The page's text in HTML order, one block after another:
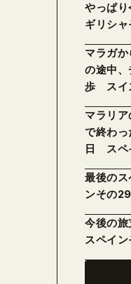
やっぱ
ギリシ
マラガ
の途中
歩 スイ
マラリ
で終わっ
日 スペ
最後の
ンその29
今後の
スペイ